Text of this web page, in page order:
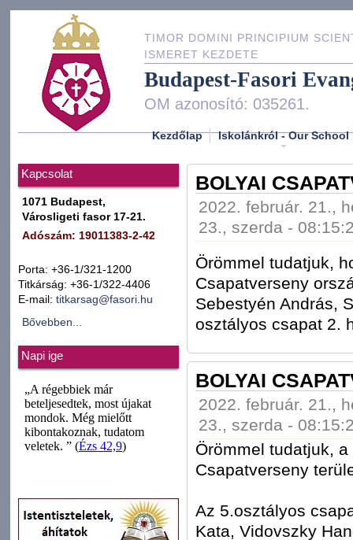
TIMOR DOMINI PRINCIPIUM
ISMERET KEZDETE
Budapest-Fasori
OM azonosító: 035261.
Kezdőlap Iskolánkról - Our School
Kapcsolat
1071 Budapest,
Városligeti fasor 17-21.
Adószám: 19011383-2-42
Porta: +36-1/321-1200
Titkárság: +36-1/322-4406
E-mail: titkarsag@fasori.hu
Bővebben...
Napi ige
BOLYAI
2022. február. 21.,
23., szerda -
Örömmel tudatjuk,
Csapatverseny
Sebestyén András,
osztályos csapat 2.
BOLYAI
2022. február. 21.,
23., szerda -
Örömmel tudatjuk,
Csapatverseny
Az 5.osztályos
Kata, Vidovszky